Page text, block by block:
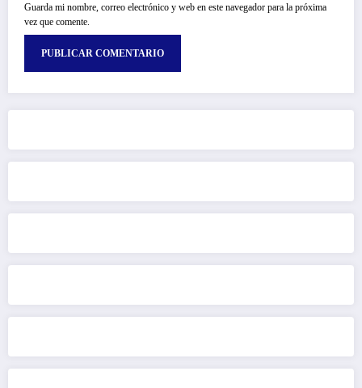
Guarda mi nombre, correo electrónico y web en este navegador para la próxima
vez que comente.